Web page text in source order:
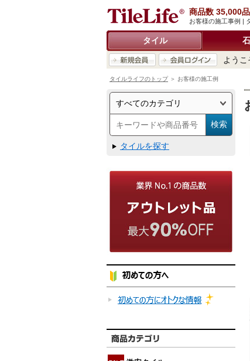
お客様の施工事例 |
商品数 35,000
タイル
よう
タイルライフのトップ＞ お客様の施工例
タイルを探す